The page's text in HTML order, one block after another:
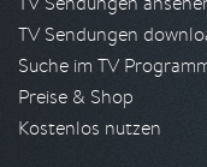
TV Sendungen
Suche im TV
Preise & Shop
Kostenlos nutzen